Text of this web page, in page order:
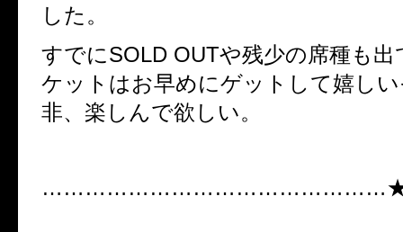
した。
すでにSOLD OUTや残少の席種も
ケットはお早めにゲットして嬉し
非、楽しんで欲しい。